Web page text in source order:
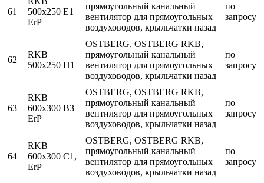
61
500x250 E1
ErP
прямоугольный канальный
вентилятор для прямоугольных
воздуховодов, крыльчатки назад
по
запросу
62
RKB
500x250 H1
OSTBERG, OSTBERG RKB,
прямоугольный канальный
вентилятор для прямоугольных
воздуховодов, крыльчатки назад
по
запросу
63
RKB
600x300 B3
ErP
OSTBERG, OSTBERG RKB,
прямоугольный канальный
вентилятор для прямоугольных
воздуховодов, крыльчатки назад
по
запросу
64
RKB
600x300 C1,
ErP
OSTBERG, OSTBERG RKB,
прямоугольный канальный
вентилятор для прямоугольных
воздуховодов, крыльчатки назад
по
запросу